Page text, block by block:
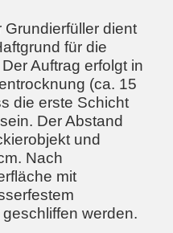
dient
für die
Auftrag erfolgt in
(ca. 15
die erste Schicht
Der Abstand
und
Nach
mit
werden.